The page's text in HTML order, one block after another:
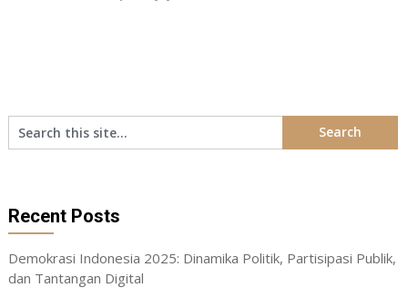
Recent Posts
Demokrasi Indonesia 2025: Dinamika Politik, Partisipasi Publik,
dan Tantangan Digital